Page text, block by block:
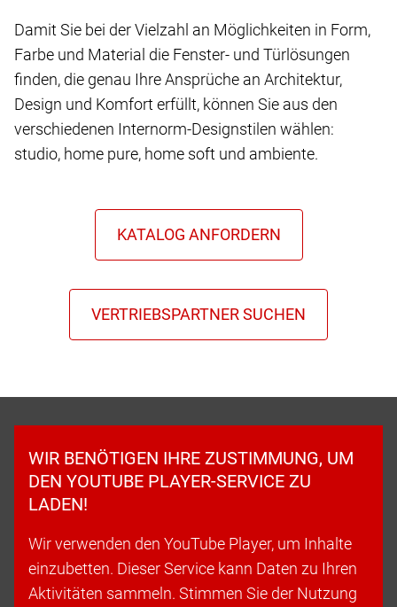
Damit Sie bei der Vielzahl an Möglichkeiten in Form,
Farbe und Material die Fenster- und Türlösungen
finden, die genau Ihre Ansprüche an Architektur,
Design und Komfort erfüllt, können Sie aus den
verschiedenen Internorm-Designstilen wählen:
studio, home pure, home soft und ambiente.
WIR BENÖTIGEN IHRE ZUSTIMMUNG, UM
DEN YOUTUBE PLAYER-SERVICE ZU
LADEN!
Wir verwenden den YouTube Player, um Inhalte
einzubetten. Dieser Service kann Daten zu Ihren
Aktivitäten sammeln. Stimmen Sie der Nutzung